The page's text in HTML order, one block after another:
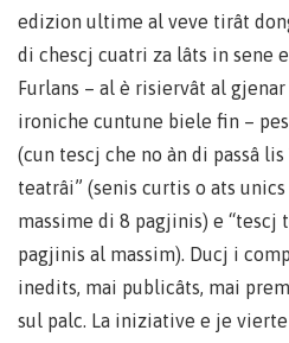
edizion ultime al veve tirât
di chescj cuatri za lâts in sene
Furlans – al è risiervât al
ironiche cuntune biele fin –
(cun tescj che no àn di passâ
teatrâi” (senis curtis o ats
massime di 8 pagjinis) e “tescj
pagjinis al massim). Ducj i
inedits, mai publicâts, mai
sul palc. La iniziative e je vierte